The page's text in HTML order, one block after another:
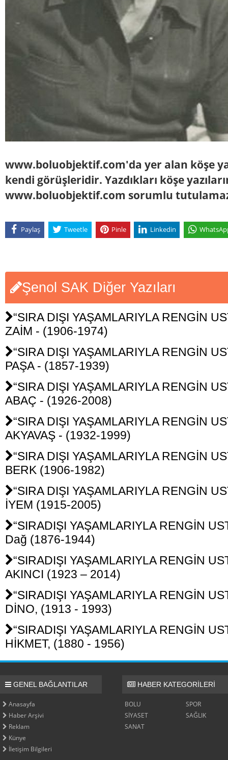
www.boluobjektif.com'da yer alan köşe
kendi görüşleridir. Yazdıkları köşe
www.boluobjektif.com sorumlu
Paylaş Tweetle Pinle Linkedin
Şenol SAK Diğer Yazıları
“SIRA DIŞI YAŞAMLARIYLA RENGİN
ZAİM - (1906-1974)
“SIRA DIŞI YAŞAMLARIYLA RENGİN
PAŞA - (1857-1939)
“SIRA DIŞI YAŞAMLARIYLA RENGİN
ABAÇ - (1926-2008)
“SIRA DIŞI YAŞAMLARIYLA RENGİN
AKYAVAŞ - (1932-1999)
“SIRA DIŞI YAŞAMLARIYLA RENGİN
BERK (1906-1982)
“SIRA DIŞI YAŞAMLARIYLA RENGİN
İYEM (1915-2005)
“SIRADIŞI YAŞAMLARIYLA RENGİN
Dağ (1876-1944)
“SIRADIŞI YAŞAMLARIYLA RENGİN
AKINCI (1923 – 2014)
“SIRADIŞI YAŞAMLARIYLA RENGİN
DİNO, (1913 - 1993)
“SIRADIŞI YAŞAMLARIYLA RENGİN
HİKMET, (1880 - 1956)
GENEL BAĞLANTILAR
Anasayfa
Haber Arşivi
Reklam
Künye
İletişim Bilgileri
HABER KATEGORİLERİ
BOLU
SPOR
SİYASET
SAĞLIK
SANAT